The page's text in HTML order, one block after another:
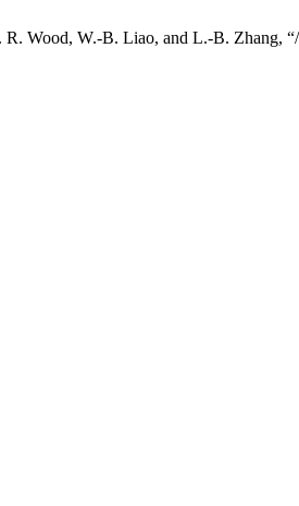
Wood, W.-B. Liao, and L.-B. Zhang,